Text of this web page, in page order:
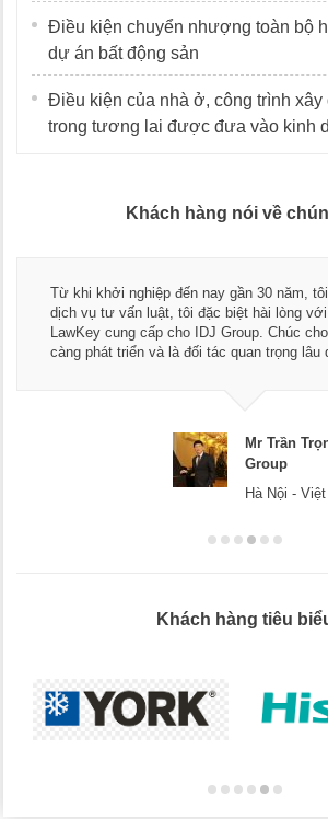
Điều kiện chuyển nhượng toàn bộ
dự án bất động sản
Điều kiện của nhà ở, công trình xây
trong tương lai được đưa vào kinh
Khách hàng nói về
dụng rất nhiều
vụ mà
ngày
của IDJ Group.
Thay mặt Công ty
ngũ luật sư, kế
dụng dịch vụ tư
Chúc các bạn
Khách hàng tiêu